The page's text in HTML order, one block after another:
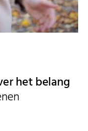
het belang